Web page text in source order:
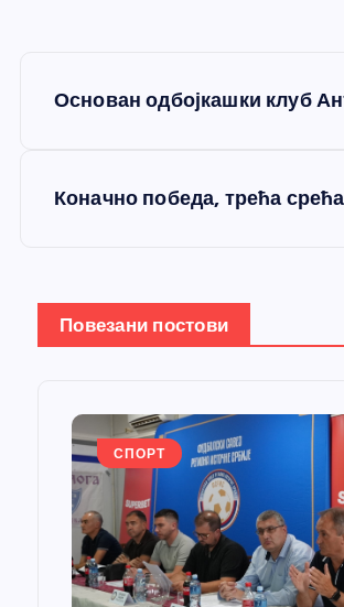
Основан одбојкашки клуб
Коначно победа, трећа
Повезани постови
СПОРТ